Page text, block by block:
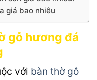
giá bao nhiêu
gỗ hương đá
với bàn thờ gỗ